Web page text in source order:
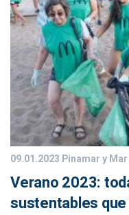
09.01.2023 Pinamar y
Verano 2023:
sustentables que